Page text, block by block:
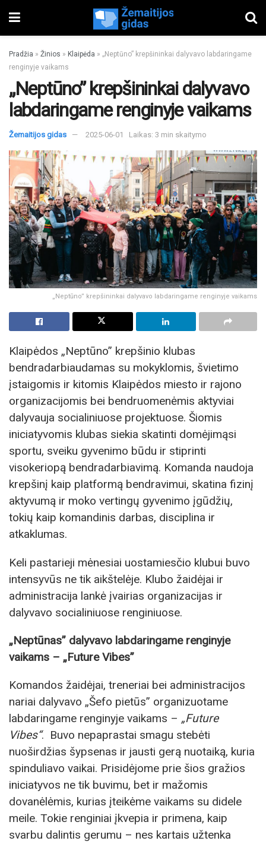
Pradžia » Žinios » Klaipėda » „Neptūno” krepšininkai dalyvavo labdaringame
renginyje vaikams
„Neptūno” krepšininkai dalyvavo
labdaringame renginyje vaikams
Žemaitijos gidas 2025-06-01 Laikas: 3 min skaitymo
„Neptūno” krepšininkai dalyvavo labdaringame renginyje vaikams
Klaipėdos „Neptūno” krepšinio klubas
bendradarbiaudamas su mokyklomis, švietimo
įstaigomis ir kitomis Klaipėdos miesto ir rajono
organizacijomis bei bendruomenėmis aktyviai
dalyvauja socialiniuose projektuose. Šiomis
iniciatyvomis klubas siekia skatinti domėjimąsi
sportu, sveiku gyvenimo būdu ir stiprinti
visokeriopą bendradarbiavimą. Komanda naudoja
krepšinį kaip platformą bendravimui, skatina fizinį
aktyvumą ir moko vertingų gyvenimo įgūdžių,
tokių kaip komandinis darbas, disciplina ir
atkaklumas.
Keli pastarieji mėnesiai uostamiesčio klubui buvo
intensyvūs ne tik aikštelėje. Klubo žaidėjai ir
administracija lankė įvairias organizacijas ir
dalyvavo socialiniuose renginiuose.
„Neptūnas” dalyvavo labdaringame renginyje
vaikams – „Future Vibes”
Komandos žaidėjai, treneriai bei administracijos
nariai dalyvavo „Šefo pietūs” organizuotame
labdaringame renginyje vaikams – „Future
Vibes“. Buvo nepaprastai smagu stebėti
nuoširdžias šypsenas ir jausti gerą nuotaiką, kuria
spinduliavo vaikai. Prisidėjome prie šios gražios
iniciatyvos ne tik buvimu, bet ir mažomis
dovanėlėmis, kurias įteikėme vaikams su didele
meile. Tokie renginiai įkvepia ir primena, kaip
svarbu dalintis gerumu – nes kartais užtenka